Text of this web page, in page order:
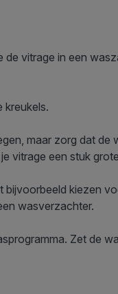
de vitrage in een
kreukels.
maar zorg dat de
vitrage een stuk
bijvoorbeeld kiezen
wasverzachter.
Zet de